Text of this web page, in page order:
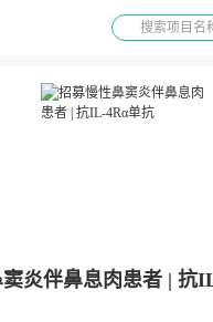
炎伴鼻息肉患者 | 抗